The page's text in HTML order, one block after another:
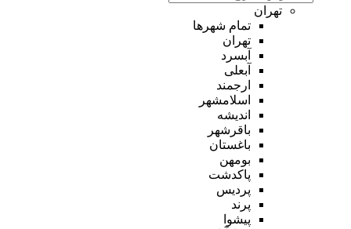
تهران
تمام شهر‌ها
تهران
آبسرد
آبعلی
ارجمند
اسلامشهر
اندیشه
باقرشهر
باغستان
بومهن
پاکدشت
پردیس
پرند
پیشوا